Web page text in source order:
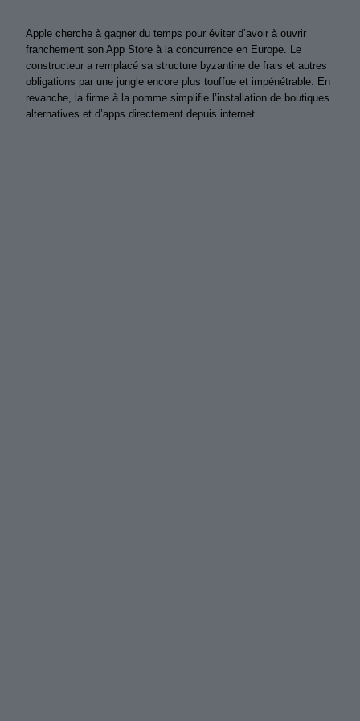
Apple cherche à gagner du temps pour éviter d’avoir à ouvrir
franchement son App Store à la concurrence en Europe. Le
constructeur a remplacé sa structure byzantine de frais et autres
obligations par une jungle encore plus touffue et impénétrable. En
revanche, la firme à la pomme simplifie l’installation de boutiques
alternatives et d’apps directement depuis internet.